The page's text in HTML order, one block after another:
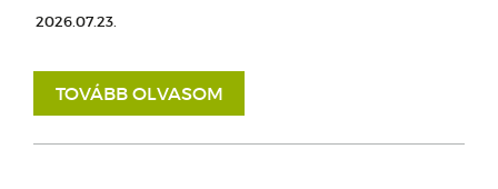
2026.07.23.
TOVÁBB OLVASOM